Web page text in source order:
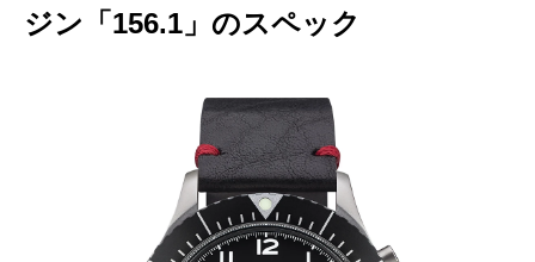
ジン「156.1」のスペック